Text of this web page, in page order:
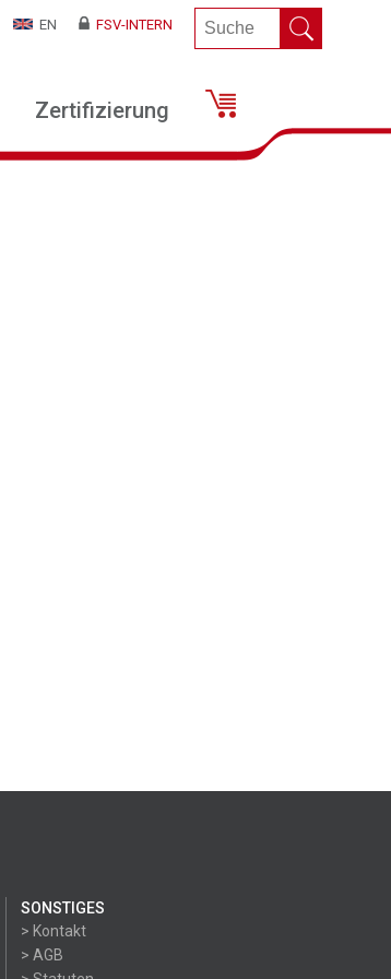
EN FSV-INTERN
Zertifizierung
SONSTIGES
> Kontakt
> AGB